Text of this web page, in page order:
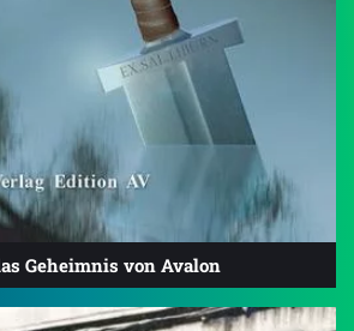
Geheimnis von Avalon